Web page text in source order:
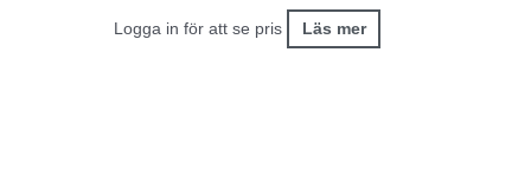
Logga in för att se pris Läs mer